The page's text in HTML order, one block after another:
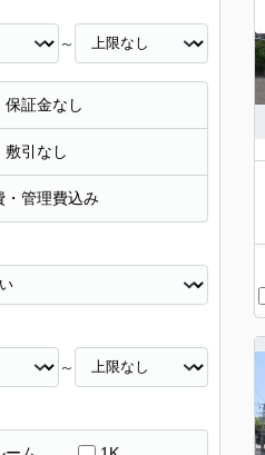
～
保証金なし
敷引なし
・管理費込み
～